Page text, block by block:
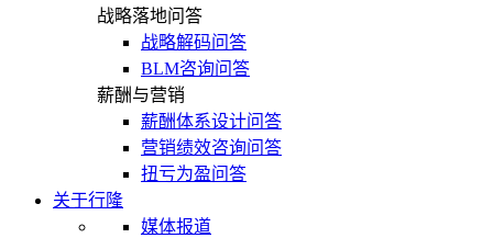
战略落地问答
战略解码问答
BLM咨询问答
薪酬与营销
薪酬体系设计问答
营销绩效咨询问答
扭亏为盈问答
关于行隆
媒体报道